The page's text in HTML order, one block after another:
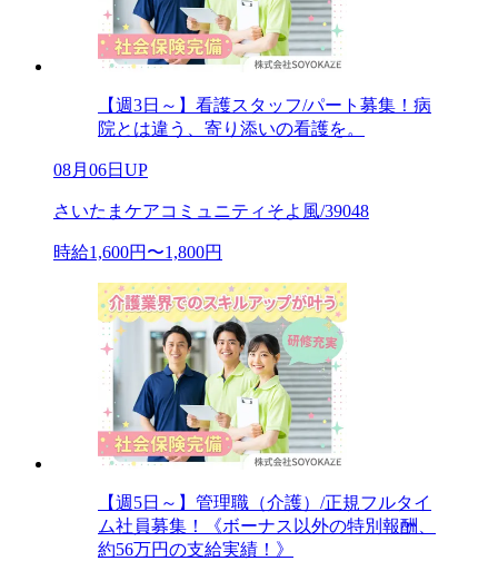
【週3日～】看護スタッフ/パート募集！病
院とは違う、寄り添いの看護を。
08月06日UP
さいたまケアコミュニティそよ風/39048
時給1,600円〜1,800円
【週5日～】管理職（介護）/正規フルタイ
ム社員募集！《ボーナス以外の特別報酬、
約56万円の支給実績！》